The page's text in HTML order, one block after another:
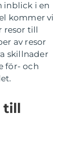
inblick i en
kommer vi
resor till
av resor
skillnader
för- och
till